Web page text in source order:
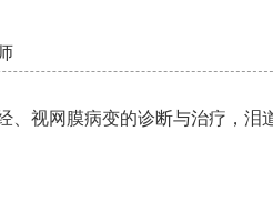
、视网膜病变的诊断与治疗，泪